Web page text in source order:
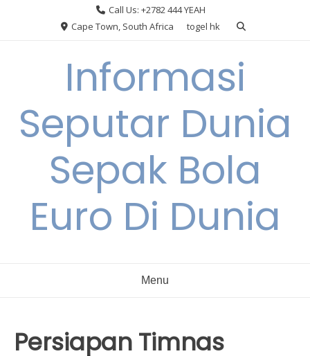
Call Us: +2782 444 YEAH
Cape Town, South Africa
togel hk
Informasi
Seputar Dunia
Sepak Bola
Euro Di Dunia
Menu
Persiapan Timnas